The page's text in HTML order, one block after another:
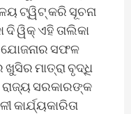
ଟ୍ୱିଟ୍‌ କରି ସୂଚନା
ଦି ୱିକ୍ ଏହି ତାଲିକା
ଯୋଜନାର ସଫଳ
ମାତ୍ରା ବୃଦ୍ଧି
ରାଜ୍ୟ ସରକାରଙ୍କ
କାର୍ଯ୍ୟକାରିତା